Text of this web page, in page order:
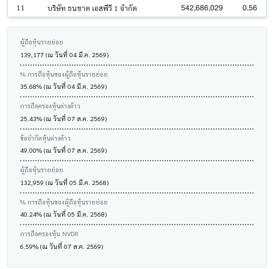
11 บริษัท ธนชาต เอสพีวี 1 จำกัด 542,686,029 0.56
ผู้ถือหุ้นรายย่อย
139,177 (ณ วันที่ 04 มี.ค. 2569)
% การถือหุ้นของผู้ถือหุ้นรายย่อย
35.68% (ณ วันที่ 04 มี.ค. 2569)
การถือครองหุ้นต่างด้าว
25.43% (ณ วันที่ 07 ส.ค. 2569)
ข้อจำกัดหุ้นต่างด้าว
49.00% (ณ วันที่ 07 ส.ค. 2569)
ผู้ถือหุ้นรายย่อย
132,959 (ณ วันที่ 05 มี.ค. 2568)
% การถือหุ้นของผู้ถือหุ้นรายย่อย
40.24% (ณ วันที่ 05 มี.ค. 2568)
การถือครองหุ้น NVDR
6.59% (ณ วันที่ 07 ส.ค. 2569)